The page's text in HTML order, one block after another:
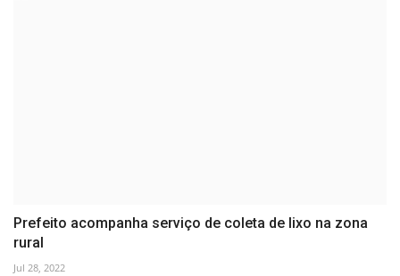
Prefeito acompanha serviço de coleta de lixo na zona
rural
Jul 28, 2022